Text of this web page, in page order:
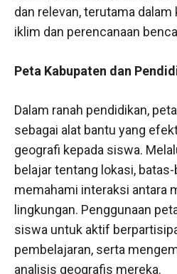
dan relevan, terutama
iklim dan perencanaan
Peta Kabupaten dan
Dalam ranah pendidikan,
sebagai alat bantu yang
geografi kepada siswa.
belajar tentang lokasi,
memahami interaksi antara
lingkungan. Penggunaan
siswa untuk aktif
pembelajaran, serta
analisis geografis mereka.